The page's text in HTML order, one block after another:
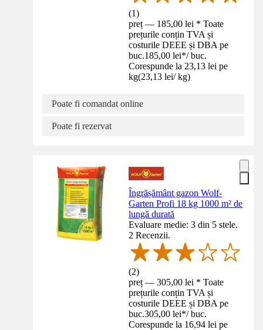
(1)
preț — 185,00 lei * Toate
prețurile conțin TVA și
costurile DEEE și DBA pe
buc.185,00 lei*/ buc.
Corespunde la 23,13 lei pe
kg(23,13 lei/ kg)
Poate fi comandat online
Poate fi rezervat
Îngrășământ gazon Wolf-
Garten Profi 18 kg 1000 m² de
lungă durată
Evaluare medie: 3 din 5 stele.
2 Recenzii.
(2)
preț — 305,00 lei * Toate
prețurile conțin TVA și
costurile DEEE și DBA pe
buc.305,00 lei*/ buc.
Corespunde la 16,94 lei pe